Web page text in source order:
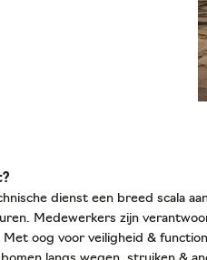
dienst een breed scala
Medewerkers zijn
oog voor veiligheid &